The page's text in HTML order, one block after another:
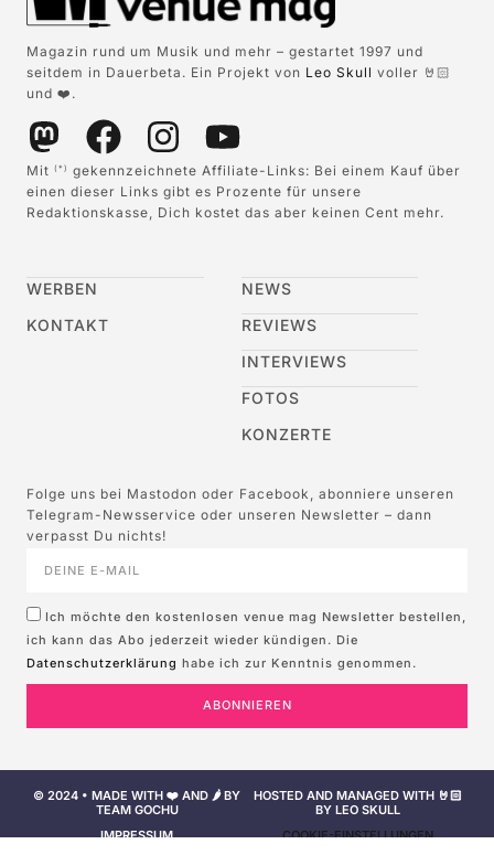
Magazin rund um Musik und mehr – gestartet 1997 und
seitdem in Dauerbeta. Ein Projekt von Leo Skull voller 🤘🏻
und ❤️.
Mit (*)
gekennzeichnete Affiliate-Links: Bei einem Kauf über
einen dieser Links gibt es Prozente für unsere
Redaktionskasse, Dich kostet das aber keinen Cent mehr.
WERBEN
KONTAKT
NEWS
REVIEWS
INTERVIEWS
FOTOS
KONZERTE
Folge uns bei Mastodon oder Facebook, abonniere unseren
Telegram-Newsservice oder unseren Newsletter – dann
verpasst Du nichts!
Ich möchte den kostenlosen venue mag Newsletter bestellen,
ich kann das Abo jederzeit wieder kündigen. Die
Datenschutzerklärung habe ich zur Kenntnis genommen.
ABONNIEREN
© 2024 • MADE WITH ❤️ AND 🌶️ BY
TEAM GOCHU
HOSTED AND MANAGED WITH 🤘🏻
BY LEO SKULL
IMPRESSUM
COOKIE-EINSTELLUNGEN